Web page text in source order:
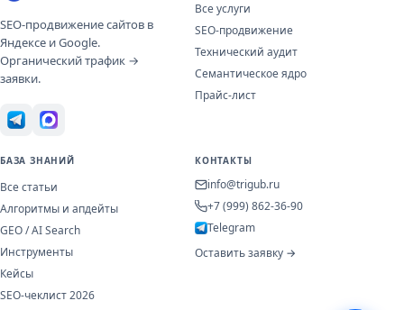
SEO-продвижение сайтов в
Яндексе и Google.
Органический трафик →
заявки.
Все услуги
SEO-продвижение
Технический аудит
Семантическое ядро
Прайс-лист
БАЗА ЗНАНИЙ
Все статьи
Алгоритмы и апдейты
GEO / AI Search
Инструменты
Кейсы
SEO-чеклист 2026
КОНТАКТЫ
info@trigub.ru
+7 (999) 862-36-90
Telegram
Оставить заявку →